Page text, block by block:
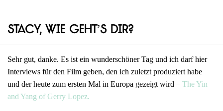
Stacy, wie geht’s dir?
Sehr gut, danke. Es ist ein wunderschöner Tag und ich darf hier
Interviews für den Film geben, den ich zuletzt produziert habe
und der heute zum ersten Mal in Europa gezeigt wird – The Yin
and Yang of Gerry Lopez.